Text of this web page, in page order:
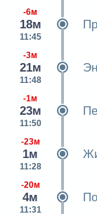
-6м
18м
11:45
-3м
21м
11:48
-1м
23м
11:50
-23м
1м
11:28
-20м
4м
11:31